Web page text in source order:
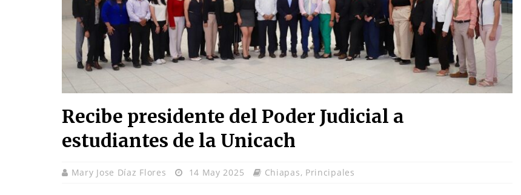
Recibe presidente del Poder Judicial a
estudiantes de la Unicach
Mary Jose Díaz Flores 14 May 2025 Chiapas, Principales